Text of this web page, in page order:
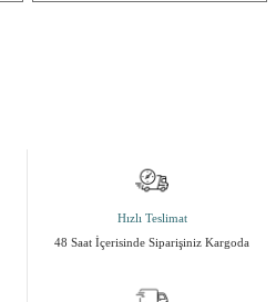
Hızlı Teslimat
48 Saat İçerisinde Siparişiniz Kargoda